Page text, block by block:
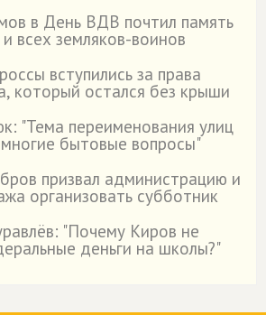
в День ВДВ почтил память
всех земляков-воинов
вступились за права
который остался без крыши
"Тема переименования улиц
бытовые вопросы"
призвал администрацию и
организовать субботник
"Почему Киров не
деньги на школы?"